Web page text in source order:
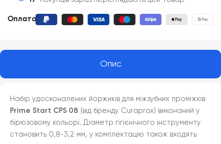
Оплата
Опис
Набір удосконалених йоржиків для міжзубних проміжків
Prime Start CPS 08 (від бренду Curaprox) виконаний у
бірюзовому кольорі. Діаметр гігієнічного інструменту
становить 0,8-3,2 мм, у комплектацію також входять